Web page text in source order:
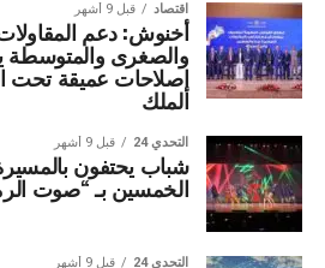
اقتصاد قبل 9 أشهر
أخنوش: دعم
والصغرى والمتوسطة
إصلاحات عميقة تحت
الملك
التحدي 24 قبل 9 أشهر
شباب يحتفون
الخمسين بـ “صوت
التحدي 24 قبل 9 أشهر